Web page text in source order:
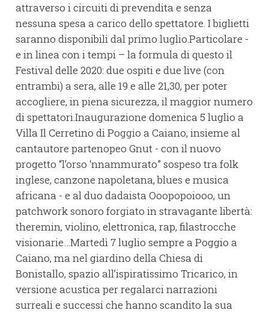
attraverso i circuiti di prevendita e senza
nessuna spesa a carico dello spettatore. I biglietti
saranno disponibili dal primo luglio.Particolare -
e in linea con i tempi – la formula di questo il
Festival delle 2020: due ospiti e due live (con
entrambi) a sera, alle 19 e alle 21,30, per poter
accogliere, in piena sicurezza, il maggior numero
di spettatori.Inaugurazione domenica 5 luglio a
Villa Il Cerretino di Poggio a Caiano, insieme al
cantautore partenopeo Gnut - con il nuovo
progetto “l’orso ‘nnammurato” sospeso tra folk
inglese, canzone napoletana, blues e musica
africana - e al duo dadaista Ooopopoiooo, un
patchwork sonoro forgiato in stravagante libertà:
theremin, violino, elettronica, rap, filastrocche
visionarie…Martedì 7 luglio sempre a Poggio a
Caiano, ma nel giardino della Chiesa di
Bonistallo, spazio all’ispiratissimo Tricarico, in
versione acustica per regalarci narrazioni
surreali e successi che hanno scandito la sua